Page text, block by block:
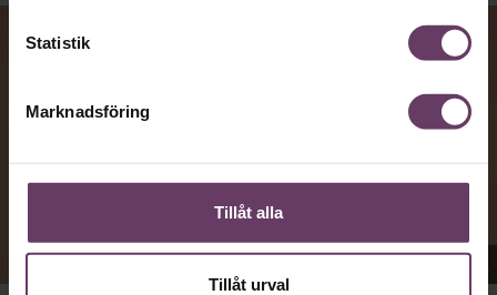
Statistik
Marknadsföring
Tillåt alla
Tillåt urval
Appen Sinceerly imiterar vd:ars kortfattade språk.